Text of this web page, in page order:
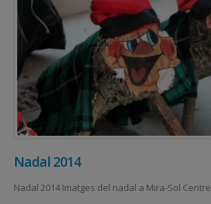
Nadal 2014
Nadal 2014 Imatges del nadal a Mira-Sol Centre